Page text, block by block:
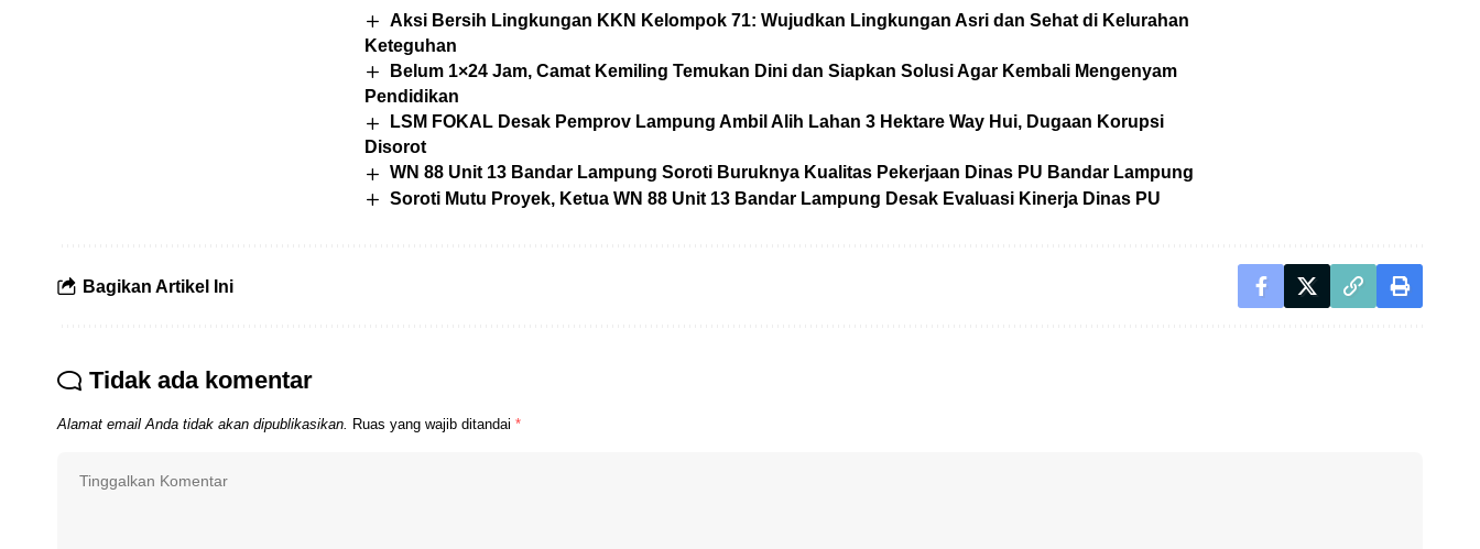
Aksi Bersih Lingkungan KKN Kelompok 71: Wujudkan Lingkungan Asri dan Sehat di Kelurahan
Keteguhan
Belum 1×24 Jam, Camat Kemiling Temukan Dini dan Siapkan Solusi Agar Kembali Mengenyam
Pendidikan
LSM FOKAL Desak Pemprov Lampung Ambil Alih Lahan 3 Hektare Way Hui, Dugaan Korupsi
Disorot
WN 88 Unit 13 Bandar Lampung Soroti Buruknya Kualitas Pekerjaan Dinas PU Bandar Lampung
Soroti Mutu Proyek, Ketua WN 88 Unit 13 Bandar Lampung Desak Evaluasi Kinerja Dinas PU
Bagikan Artikel Ini
Tidak ada komentar
Alamat email Anda tidak akan dipublikasikan. Ruas yang wajib ditandai *